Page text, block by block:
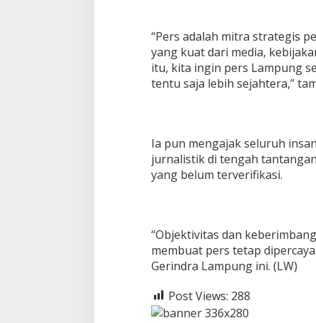
“Pers adalah mitra strategis
yang kuat dari media,
itu, kita ingin pers Lampung
tentu saja lebih sejahtera,”
Ia pun mengajak seluruh
jurnalistik di tengah
yang belum terverifikasi.
“Objektivitas dan
membuat pers tetap
Gerindra Lampung ini. (LW)
Post Views: 288